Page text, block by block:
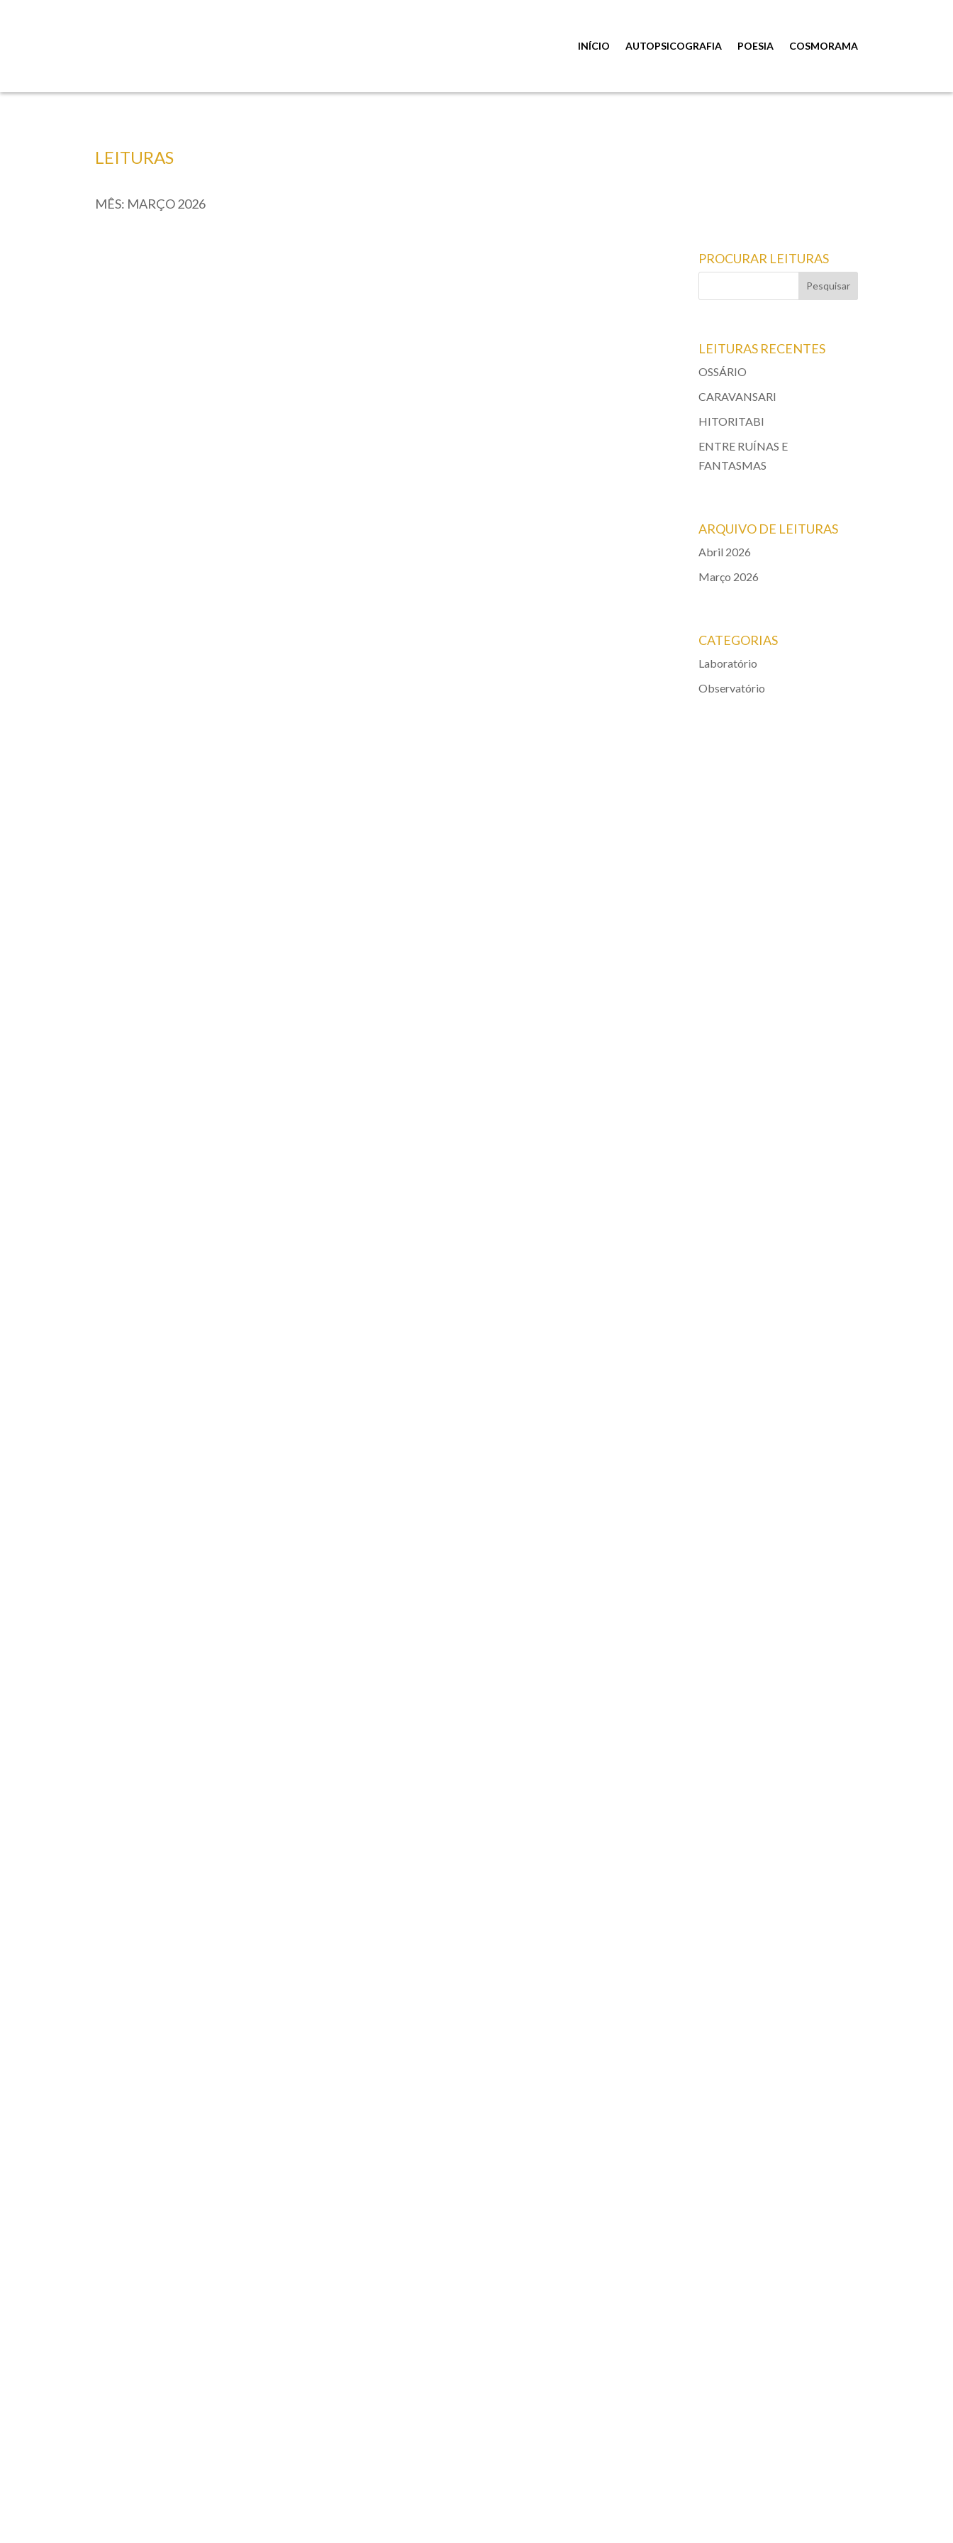
INÍCIO AUTOPSICOGRAFIA POESIA COSMORAMA
LEITURAS
MÊS: MARÇO 2026
PROCURAR LEITURAS
LEITURAS RECENTES
OSSÁRIO
CARAVANSARI
HITORITABI
ENTRE RUÍNAS E
FANTASMAS
ARQUIVO DE LEITURAS
Abril 2026
Março 2026
CATEGORIAS
Laboratório
Observatório